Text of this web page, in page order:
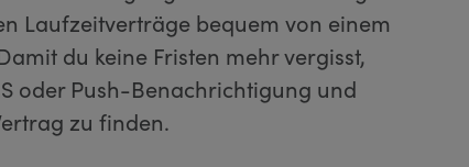
Laufzeitverträge bequem von einem
du keine Fristen mehr vergisst,
oder Push-Benachrichtigung und
zu finden.